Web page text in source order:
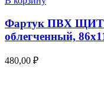
Фартук ПВХ
облегченный,
480,00 ₽